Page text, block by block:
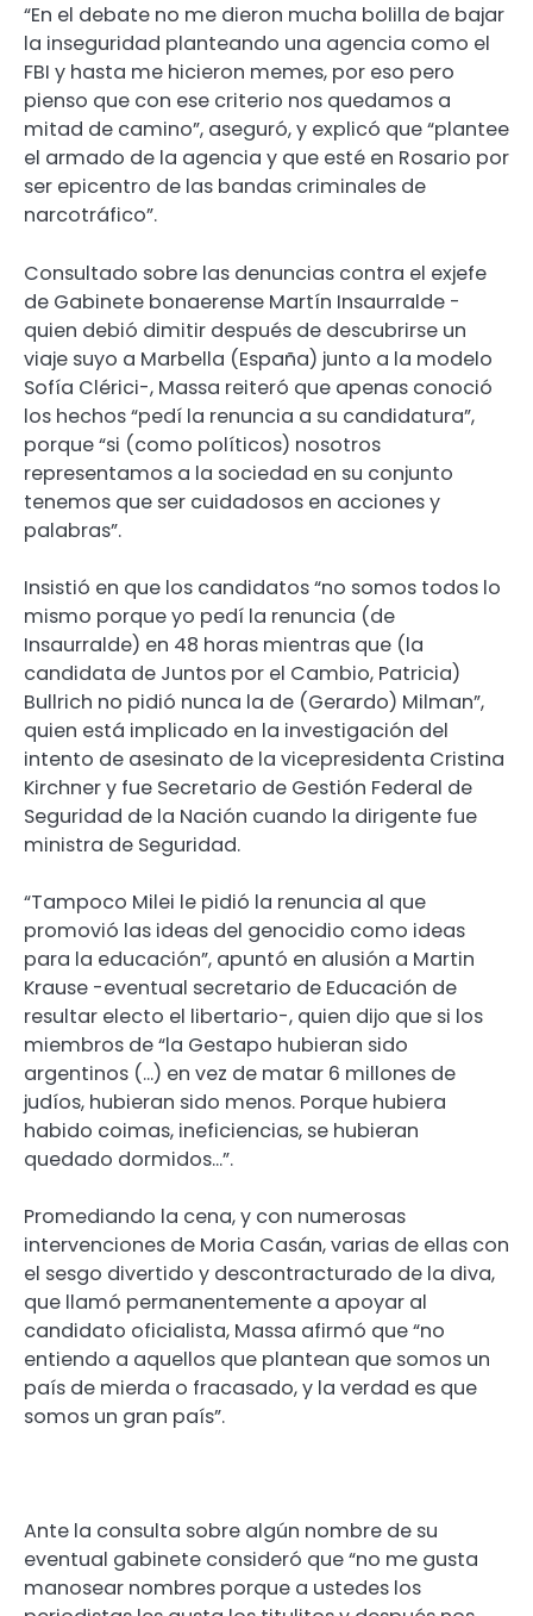
“En el debate no me dieron mucha bolilla de bajar
la inseguridad planteando una agencia como el
FBI y hasta me hicieron memes, por eso pero
pienso que con ese criterio nos quedamos a
mitad de camino”, aseguró, y explicó que “plantee
el armado de la agencia y que esté en Rosario por
ser epicentro de las bandas criminales de
narcotráfico”.
Consultado sobre las denuncias contra el exjefe
de Gabinete bonaerense Martín Insaurralde -
quien debió dimitir después de descubrirse un
viaje suyo a Marbella (España) junto a la modelo
Sofía Clérici-, Massa reiteró que apenas conoció
los hechos “pedí la renuncia a su candidatura”,
porque “si (como políticos) nosotros
representamos a la sociedad en su conjunto
tenemos que ser cuidadosos en acciones y
palabras”.
Insistió en que los candidatos “no somos todos lo
mismo porque yo pedí la renuncia (de
Insaurralde) en 48 horas mientras que (la
candidata de Juntos por el Cambio, Patricia)
Bullrich no pidió nunca la de (Gerardo) Milman”,
quien está implicado en la investigación del
intento de asesinato de la vicepresidenta Cristina
Kirchner y fue Secretario de Gestión Federal de
Seguridad de la Nación cuando la dirigente fue
ministra de Seguridad.
“Tampoco Milei le pidió la renuncia al que
promovió las ideas del genocidio como ideas
para la educación”, apuntó en alusión a Martin
Krause -eventual secretario de Educación de
resultar electo el libertario-, quien dijo que si los
miembros de “la Gestapo hubieran sido
argentinos (…) en vez de matar 6 millones de
judíos, hubieran sido menos. Porque hubiera
habido coimas, ineficiencias, se hubieran
quedado dormidos…”.
Promediando la cena, y con numerosas
intervenciones de Moria Casán, varias de ellas con
el sesgo divertido y descontracturado de la diva,
que llamó permanentemente a apoyar al
candidato oficialista, Massa afirmó que “no
entiendo a aquellos que plantean que somos un
país de mierda o fracasado, y la verdad es que
somos un gran país”.
Ante la consulta sobre algún nombre de su
eventual gabinete consideró que “no me gusta
manosear nombres porque a ustedes los